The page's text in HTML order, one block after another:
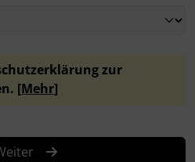
zur
[Mehr]